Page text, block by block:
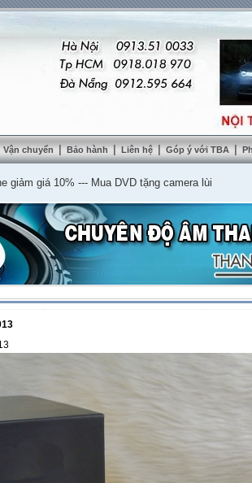
Vận chuyển | Bảo hành | Liên hệ | Góp ý với TBA |
10%--- Mua DVD tặng camera lùi cao cấp